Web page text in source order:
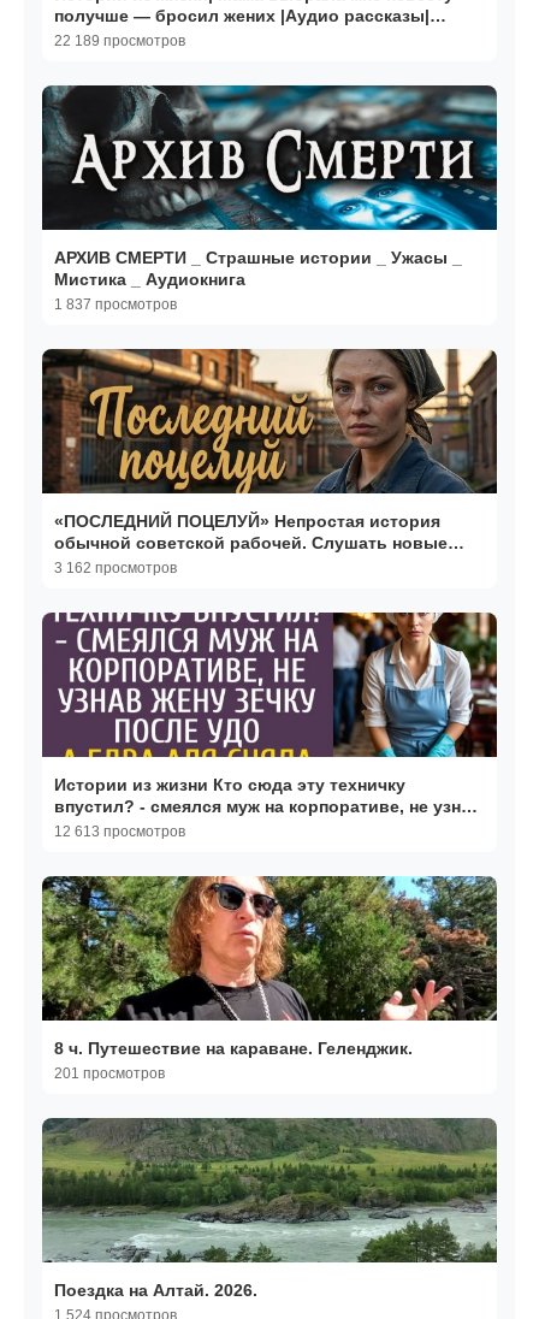
получше — бросил жених |Аудио рассказы|
Жизненные истории
22 189 просмотров
АРХИВ СМЕРТИ _ Страшные истории _ Ужасы _
Мистика _ Аудиокнига
1 837 просмотров
«ПОСЛЕДНИЙ ПОЦЕЛУЙ» Непростая история
обычной советской рабочей. Слушать новые
аудио рассказы
3 162 просмотров
Истории из жизни Кто сюда эту техничку
впустил? - смеялся муж на корпоративе, не узнав
жену зечку…
12 613 просмотров
8 ч. Путешествие на караване. Геленджик.
201 просмотров
Поездка на Алтай. 2026.